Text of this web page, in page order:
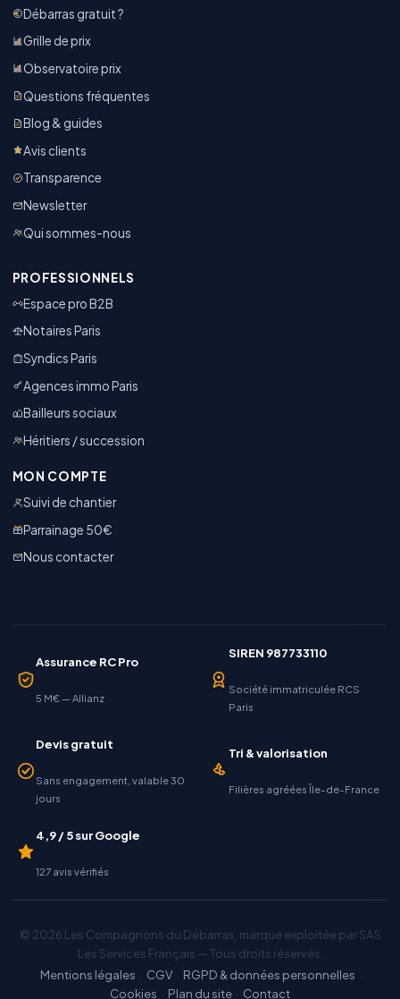
Débarras gratuit ?
Grille de prix
Observatoire prix
Questions fréquentes
Blog & guides
Avis clients
Transparence
Newsletter
Qui sommes-nous
PROFESSIONNELS
Espace pro B2B
Notaires Paris
Syndics Paris
Agences immo Paris
Bailleurs sociaux
Héritiers / succession
MON COMPTE
Suivi de chantier
Parrainage 50€
Nous contacter
Assurance RC Pro
5 M€ — Allianz
SIREN 987733110
Société immatriculée RCS
Paris
Devis gratuit
Sans engagement, valable 30
jours
Tri & valorisation
Filières agréées Île-de-France
4,9 / 5 sur Google
127 avis vérifiés
© 2026 Les Compagnons du Débarras, marque exploitée par SAS
Les Services Français — Tous droits réservés.
Mentions légales · CGV · RGPD & données personnelles ·
Cookies · Plan du site · Contact